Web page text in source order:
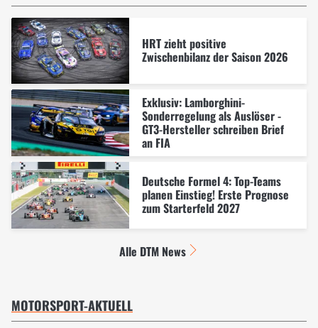
HRT zieht positive
Zwischenbilanz der Saison 2026
Exklusiv: Lamborghini-
Sonderregelung als Auslöser -
GT3-Hersteller schreiben Brief
an FIA
Deutsche Formel 4: Top-Teams
planen Einstieg! Erste Prognose
zum Starterfeld 2027
Alle DTM News
MOTORSPORT-AKTUELL